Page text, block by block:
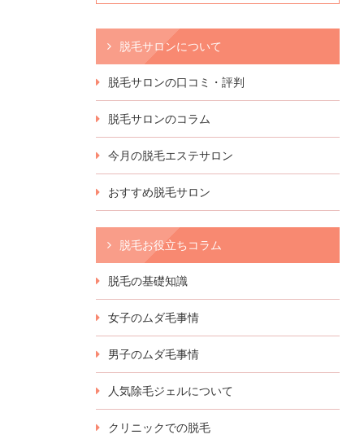
脱毛サロンについて
脱毛サロンの口コミ・評判
脱毛サロンのコラム
今月の脱毛エステサロン
おすすめ脱毛サロン
脱毛お役立ちコラム
脱毛の基礎知識
女子のムダ毛事情
男子のムダ毛事情
人気除毛ジェルについて
クリニックでの脱毛